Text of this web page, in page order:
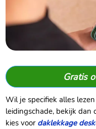
Gratis
Wil je specifiek alles
leidingschade, bekijk dan
kies voor daklekkage